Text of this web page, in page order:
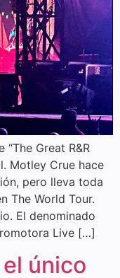
Great R&R
Motley Crue hace
pero lleva toda
The World Tour.
El denominado
Live […]
único